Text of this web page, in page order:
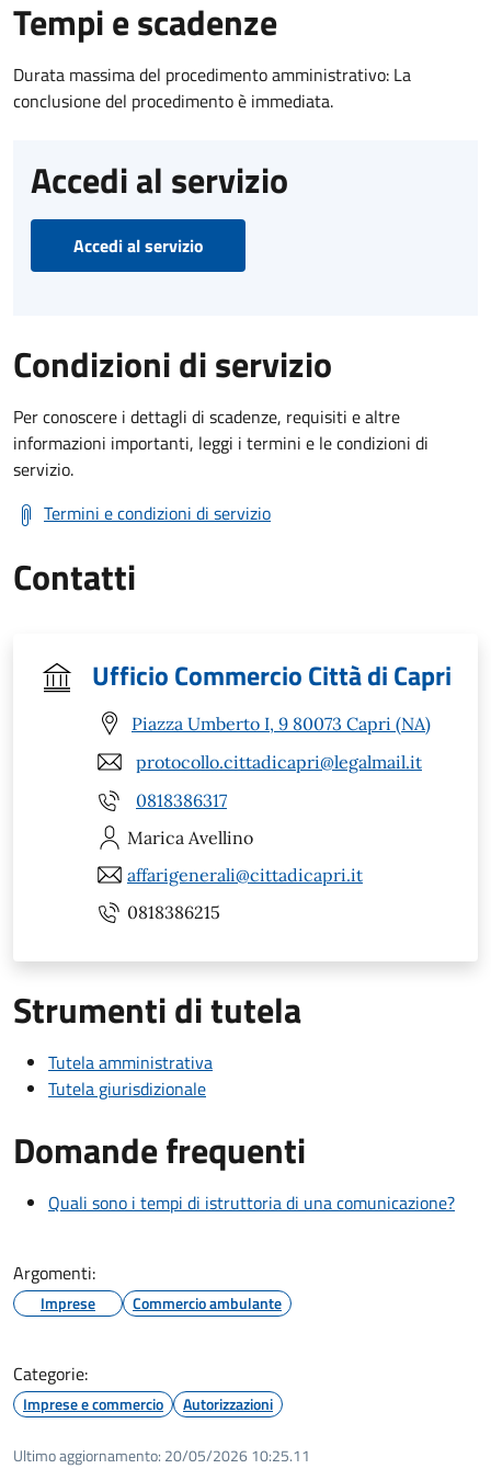
Tempi e scadenze
Durata massima del procedimento amministrativo: La
conclusione del procedimento è immediata.
Accedi al servizio
Accedi al servizio
Condizioni di servizio
Per conoscere i dettagli di scadenze, requisiti e altre
informazioni importanti, leggi i termini e le condizioni di
servizio.
Termini e condizioni di servizio
Contatti
Ufficio Commercio Città di Capri
Piazza Umberto I, 9 80073 Capri (NA)
protocollo.cittadicapri@legalmail.it
0818386317
Marica Avellino
affarigenerali@cittadicapri.it
0818386215
Strumenti di tutela
Tutela amministrativa
Tutela giurisdizionale
Domande frequenti
Quali sono i tempi di istruttoria di una comunicazione?
Argomenti:
Imprese Commercio ambulante
Categorie:
Imprese e commercio Autorizzazioni
Ultimo aggiornamento: 20/05/2026 10:25.11